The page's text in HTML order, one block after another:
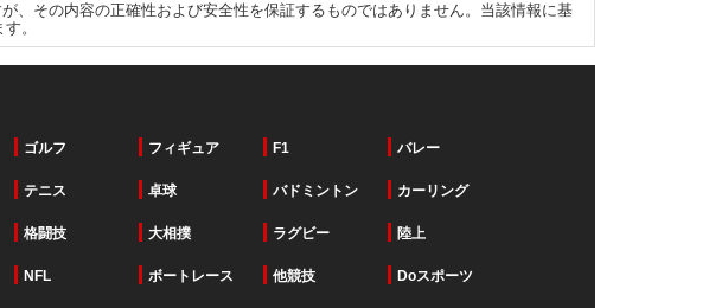
、その内容の正確性および安全性を保証するものではありません。当該情報に基
。
ゴルフ フィギュア F1 バレー
テニス 卓球 バドミントン カーリング
格闘技 大相撲 ラグビー 陸上
NFL ボートレース 他競技 Doスポーツ